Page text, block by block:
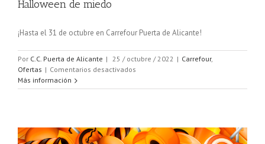
Halloween de miedo
¡Hasta el 31 de octubre en Carrefour Puerta de Alicante!
Por C.C. Puerta de Alicante | 25 / octubre / 2022 | Carrefour,
Ofertas | Comentarios desactivados
de
Más información